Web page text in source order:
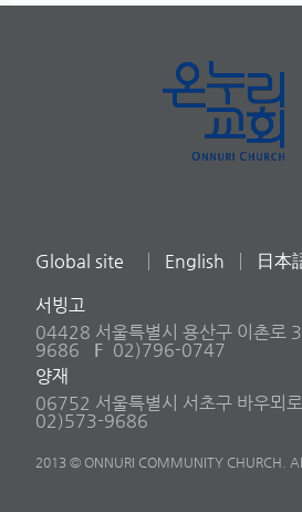
Global site English 日本
서빙고
04428 서울특별시 용산구 이촌로
9686
F 02)796-0747
양재
06752 서울특별시 서초구 바우뫼
02)573-9686
2013 © ONNURI COMMUNITY CHURCH.